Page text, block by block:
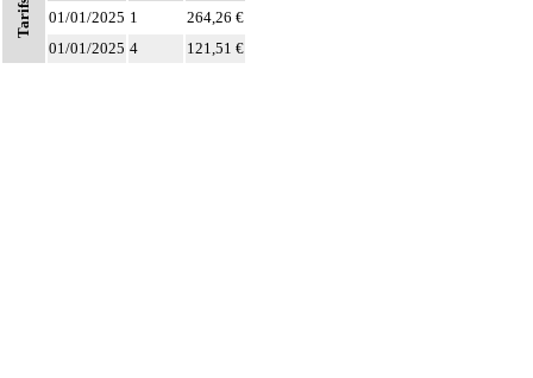
Tarifs 01/01/2025 1
264,26 €
01/01/2025 4 121,51 €